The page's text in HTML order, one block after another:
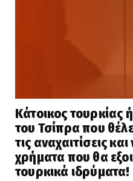
Κάτοικος τουρκίας
του Τσίπρα που
τις αναχαιτίσεις
χρήματα που θα
τουρκικά ιδρύματα!